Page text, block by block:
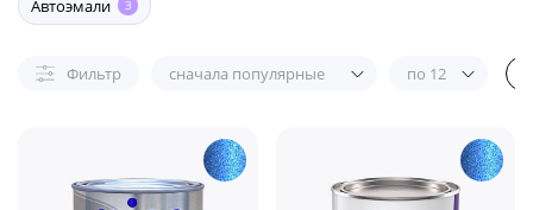
Автоэмали 3
Фильтр сначала популярные по 12